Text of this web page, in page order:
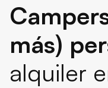
más)
alquiler